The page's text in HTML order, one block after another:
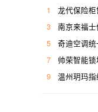
1 龙代保险
3
南京来福
5
奇迪空调
7
帅荣智能
9
温州玥玛